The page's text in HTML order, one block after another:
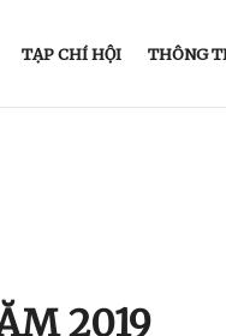
TẠP CHÍ HỘI THÔNG
2019